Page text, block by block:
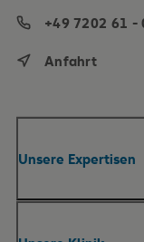
Unsere Expertisen
+49 7202 61 -
Anfahrt